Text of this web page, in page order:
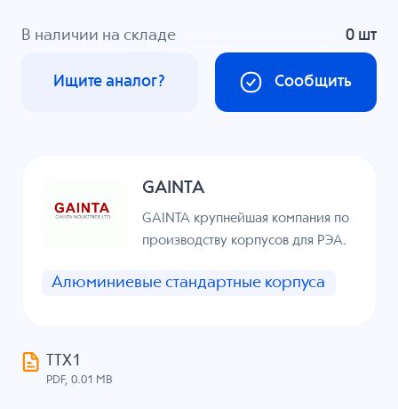
В наличии на складе 0 шт
Сообщить
Ищите аналог?
GAINTA
GAINTA крупнейшая компания по
производству корпусов для РЭА.
Алюминиевые стандартные корпуса
ТТХ1
PDF, 0.01 MB